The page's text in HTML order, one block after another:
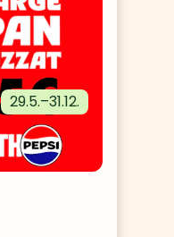
29.5.–31.12.